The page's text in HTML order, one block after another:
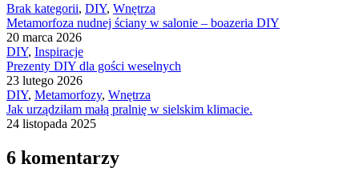
Brak kategorii, DIY, Wnętrza
Metamorfoza nudnej ściany w salonie – boazeria DIY
20 marca 2026
DIY, Inspiracje
Prezenty DIY dla gości weselnych
23 lutego 2026
DIY, Metamorfozy, Wnętrza
Jak urządziłam małą pralnię w sielskim klimacie.
24 listopada 2025
6 komentarzy